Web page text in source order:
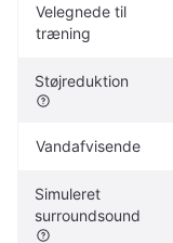
Velegnede til
træning
Støjreduktion
Vandafvisende
Simuleret
surroundsound